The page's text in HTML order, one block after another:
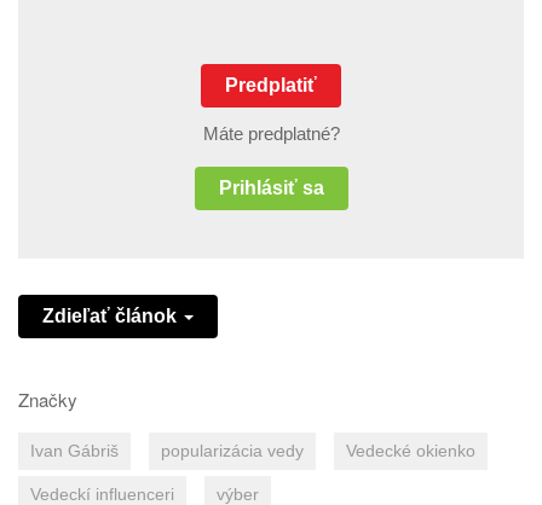
Predplatiť
Máte predplatné?
Prihlásiť sa
Zdieľať článok
Značky
Ivan Gábriš popularizácia vedy Vedecké okienko
Vedeckí influenceri výber